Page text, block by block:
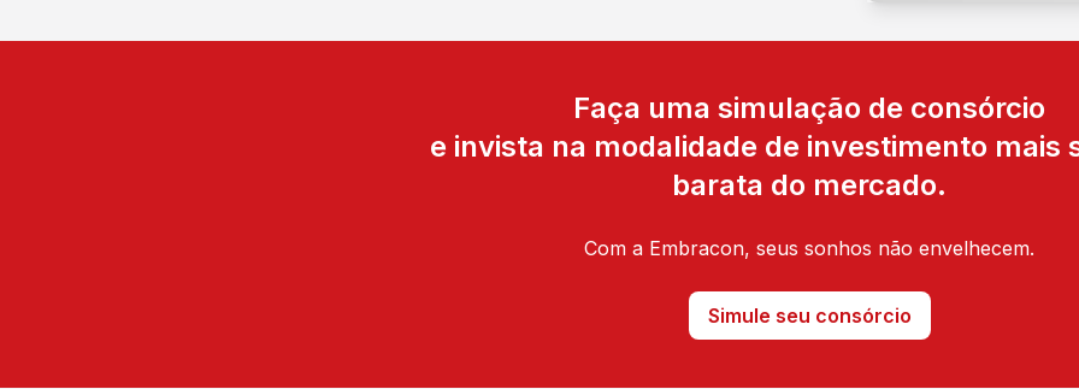
Faça uma simulação de consórcio
e invista na modalidade de investimento mais
barata do mercado.
Com a Embracon, seus sonhos não envelhecem.
Simule seu consórcio